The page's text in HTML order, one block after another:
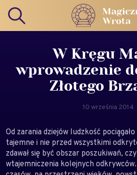
W Kręgu
wprowadzenie
Złotego
10 września 2014
Od zarania dziejów ludzkość
tajemne i nie przed wszystkimi
zdawał się być obszar poszukiwań,
wtajemniczenia kolejnych